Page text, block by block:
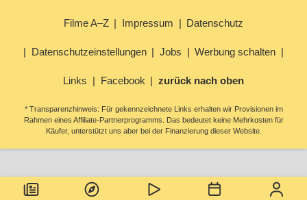
Filme A–Z Impressum Datenschutz
Datenschutzeinstellungen Jobs Werbung schalten
Links Facebook zurück nach oben
* Transparenzhinweis: Für gekennzeichnete Links erhalten wir Provisionen im
Rahmen eines Affiliate-Partnerprogramms. Das bedeutet keine Mehrkosten für
Käufer, unterstützt uns aber bei der Finanzierung dieser Website.